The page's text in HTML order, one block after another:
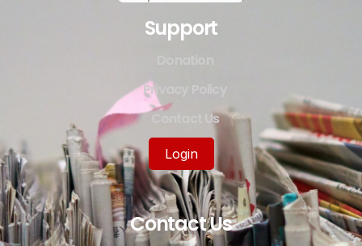
Support
Privacy Policy
Contact Us
Login
Contact Us